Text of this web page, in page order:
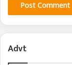
Advt